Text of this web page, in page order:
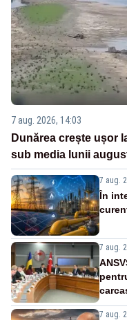
7 aug. 2026, 14:03
Dunărea crește ușor
sub media lunii
7 aug.
În
7 aug.
7 aug.